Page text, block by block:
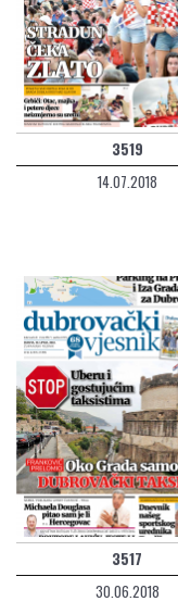
3519
14.07.2018
3517
30.06.2018